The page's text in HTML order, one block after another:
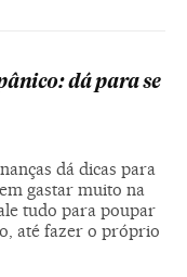
dá para se
dá dicas para
gastar muito na
tudo para poupar
até fazer o próprio